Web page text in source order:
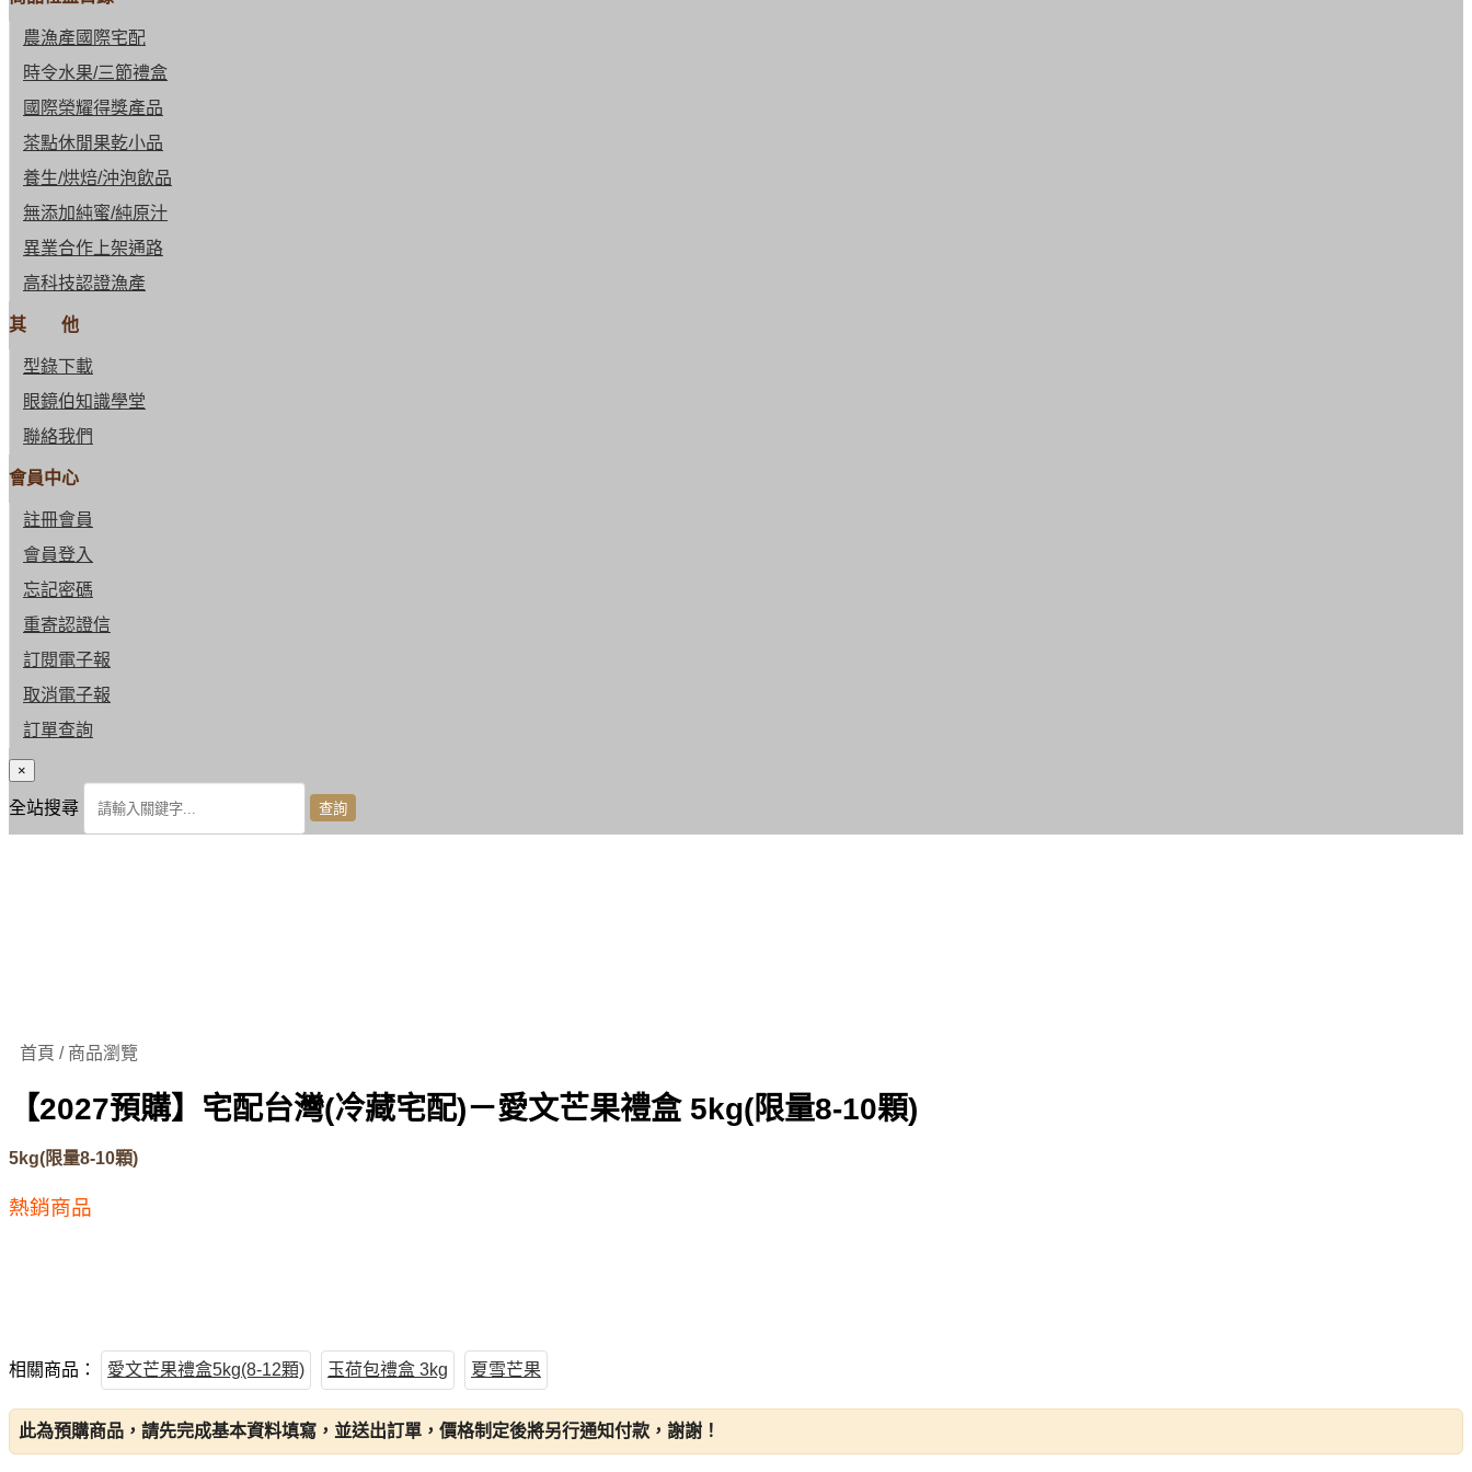
農漁產國際宅配
時令水果/三節禮盒
國際榮耀得獎產品
茶點休閒果乾小品
養生/烘焙/沖泡飲品
無添加純蜜/純原汁
異業合作上架通路
高科技認證漁產
其 他
型錄下載
眼鏡伯知識學堂
聯絡我們
會員中心
註冊會員
會員登入
忘記密碼
重寄認證信
訂閱電子報
取消電子報
訂單查詢
×
全站搜尋
首頁 / 商品瀏覽
【2027預購】宅配台灣(冷藏宅配)－愛文芒果禮盒 5kg(限量8-10顆)
5kg(限量8-10顆)
熱銷商品
相關商品： 愛文芒果禮盒5kg(8-12顆) 玉荷包禮盒 3kg 夏雪芒果
此為預購商品，請先完成基本資料填寫，並送出訂單，價格制定後將另行通知付款，謝謝！